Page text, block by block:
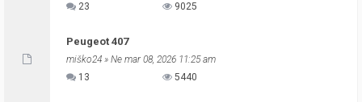
23
9025
Peugeot 407
miško24 » Ne mar 08, 2026 11:25 am
13
5440